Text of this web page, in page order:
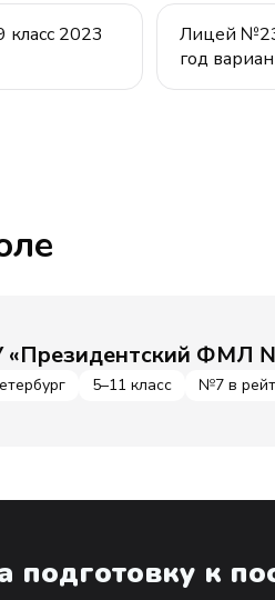
2023
Лицей
год
ФМЛ
5–11 класс №7 в
подготовку к